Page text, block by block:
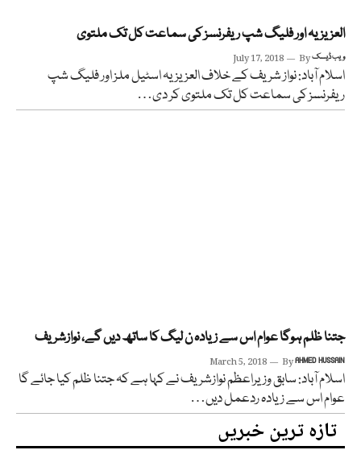
العزیزیہ اور فلیگ شپ ریفرنسز کی سماعت کل تک ملتوی
July 17, 2018 Byویب ڈیسک
اسلام آباد: نواز شریف کے خلاف العزیزیہ اسٹیل ملز اور فلیگ شپ
ریفرنسز کی سماعت کل تک ملتوی کر دی…
جتنا ظلم ہوگا عوام اس سے زیادہ ن لیگ کا ساتھ دیں گے، نوازشریف
March 5, 2018 ByAHMED HUSSAIN
اسلام آباد: سابق وزیراعظم نوازشریف نے کہا ہے کہ جتنا ظلم کیا جائے گا
عوام اس سے زیادہ ردعمل دیں…
تازہ ترین خبریں